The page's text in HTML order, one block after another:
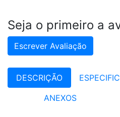
Seja o primeiro a
Escrever Avaliação
DESCRIÇÃO
ANEXOS